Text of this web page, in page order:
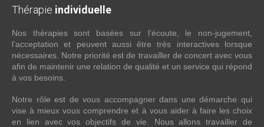
Thérapie individuelle
Nos thérapies sont basées sur l’écoute, le non-jugement,
l’acceptation et peuvent aussi être très interactives lorsque
nécessaires. Notre priorité est de travailler de concert avec vous
afin de maintenir une relation de qualité et un service qui répond
à vos besoins.
Notre rôle est de vous accompagner dans une démarche qui
vise à mieux vous comprendre et à vous aider à faire les choix
en lien avec vos objectifs de vie. Nous allons travailler de